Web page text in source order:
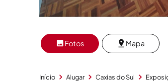
Fotos Mapa
Início Alugar Caxias do Sul